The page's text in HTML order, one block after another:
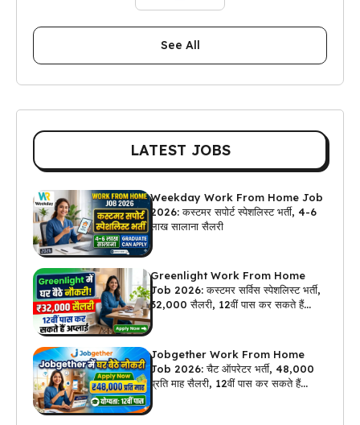
See All
LATEST JOBS
Weekday Work From Home Job
2026: कस्टमर सपोर्ट स्पेशलिस्ट भर्ती, 4-6
लाख सालाना सैलरी
Greenlight Work From Home
Job 2026: कस्टमर सर्विस स्पेशलिस्ट भर्ती,
₹32,000 सैलरी, 12वीं पास कर सकते हैं
Jobgether Work From Home
Job 2026: चैट ऑपरेटर भर्ती, ₹48,000
प्रति माह सैलरी, 12वीं पास कर सकते हैं